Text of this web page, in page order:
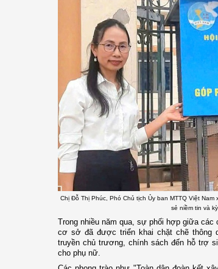
Chị Đỗ Thị Phúc, Phó Chủ tịch Ủy ban MTTQ Việt
sẻ niềm tin và
Trong nhiều năm qua, sự phối hợp giữa
cơ sở đã được triển khai chặt chẽ thông
truyền chủ trương, chính sách đến hỗ trợ
cho phụ nữ.